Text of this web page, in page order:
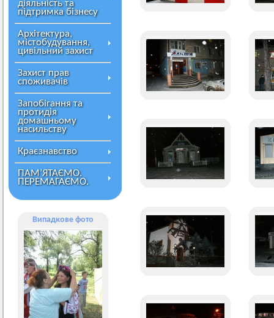
діяльність та
підтримка бізнесу
Архітектура,
містобудування,
цивільний захист
Захист прав
споживачів
Запобігання та
протидія
домашньому
насильству
Краєзнавство
ПАМ’ЯТАЄМО.
ПЕРЕМАГАЄМО.
Випадкове фото